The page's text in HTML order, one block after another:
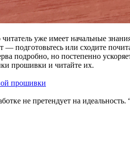
читатель уже имеет начальные
— подготовьтесь или сходите
подробно, но постепенно
прошивки и читайте их.
прошивки
не претендует на